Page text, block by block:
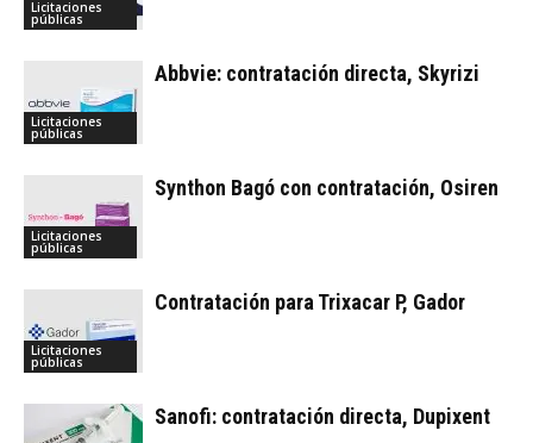
Licitaciones
públicas
Licitaciones
públicas
Abbvie: contratación directa, Skyrizi
Licitaciones
públicas
Synthon Bagó con contratación, Osiren
Licitaciones
públicas
Contratación para Trixacar P, Gador
Sanofi: contratación directa, Dupixent